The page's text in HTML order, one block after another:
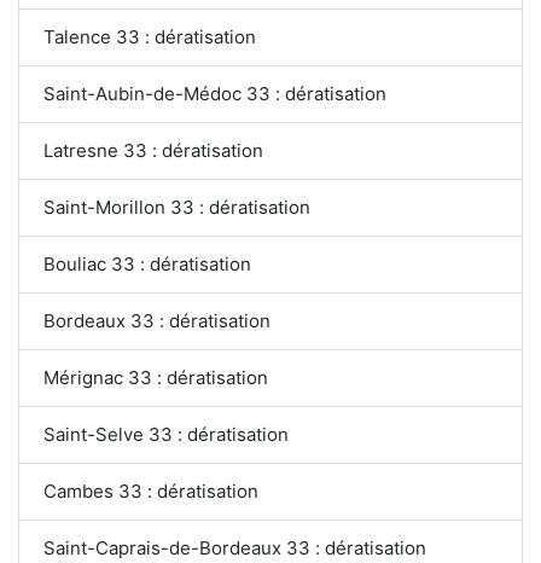
Talence 33 : dératisation
Saint-Aubin-de-Médoc 33 : dératisation
Latresne 33 : dératisation
Saint-Morillon 33 : dératisation
Bouliac 33 : dératisation
Bordeaux 33 : dératisation
Mérignac 33 : dératisation
Saint-Selve 33 : dératisation
Cambes 33 : dératisation
Saint-Caprais-de-Bordeaux 33 : dératisation